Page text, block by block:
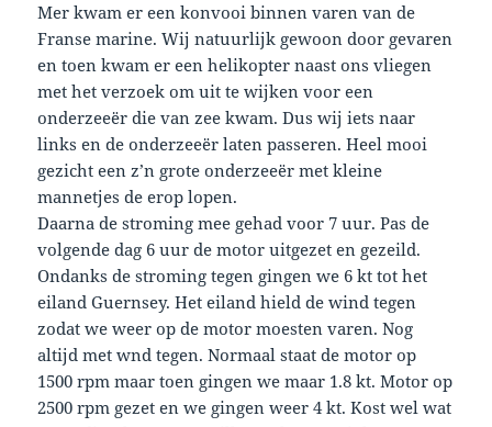
Mer kwam er een konvooi binnen varen van de
Franse marine. Wij natuurlijk gewoon door gevaren
en toen kwam er een helikopter naast ons vliegen
met het verzoek om uit te wijken voor een
onderzeeër die van zee kwam. Dus wij iets naar
links en de onderzeeër laten passeren. Heel mooi
gezicht een z’n grote onderzeeër met kleine
mannetjes de erop lopen.
Daarna de stroming mee gehad voor 7 uur. Pas de
volgende dag 6 uur de motor uitgezet en gezeild.
Ondanks de stroming tegen gingen we 6 kt tot het
eiland Guernsey. Het eiland hield de wind tegen
zodat we weer op de motor moesten varen. Nog
altijd met wnd tegen. Normaal staat de motor op
1500 rpm maar toen gingen we maar 1.8 kt. Motor op
2500 rpm gezet en we gingen weer 4 kt. Kost wel wat